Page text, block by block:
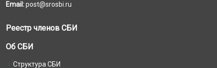
Email:post@srosbi.ru
Реестр членов СБИ
Об СБИ
Структура СБИ